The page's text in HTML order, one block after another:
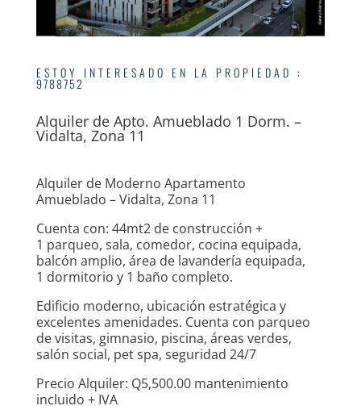
ESTOY INTERESADO EN LA PROPIEDAD :
9788752
Alquiler de Apto. Amueblado 1 Dorm. –
Vidalta, Zona 11
Alquiler de Moderno Apartamento
Amueblado – Vidalta, Zona 11
Cuenta con: 44mt2 de construcción +
1 parqueo, sala, comedor, cocina equipada,
balcón amplio, área de lavandería equipada,
1 dormitorio y 1 baño completo.
Edificio moderno, ubicación estratégica y
excelentes amenidades. Cuenta con parqueo
de visitas, gimnasio, piscina, áreas verdes,
salón social, pet spa, seguridad 24/7
Precio Alquiler: Q5,500.00 mantenimiento
incluido + IVA